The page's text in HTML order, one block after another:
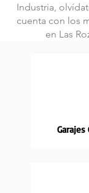
Industria,
cuenta con los
en Las